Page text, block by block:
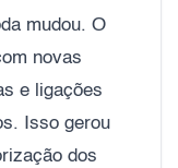
mudou. O
novas
e ligações
Isso gerou
dos